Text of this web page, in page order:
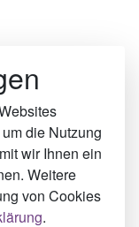
die Nutzung
wir Ihnen ein
Weitere
von Cookies
.